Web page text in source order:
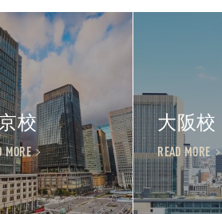
校
MORE
大阪校
READ MORE